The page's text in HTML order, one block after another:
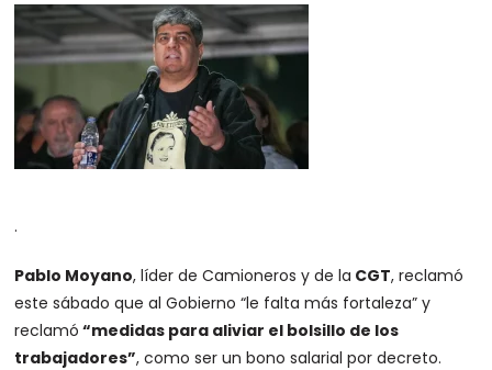
.
Pablo Moyano, líder de Camioneros y de la CGT, reclamó
este sábado que al Gobierno “le falta más fortaleza” y
reclamó “medidas para aliviar el bolsillo de los
trabajadores”, como ser un bono salarial por decreto.